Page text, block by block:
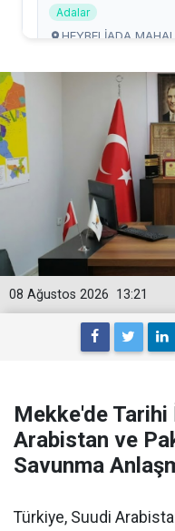
13:21
08 Ağustos 2026
Mekke'de
Arabistan ve
Savunma
Türkiye, Suudi